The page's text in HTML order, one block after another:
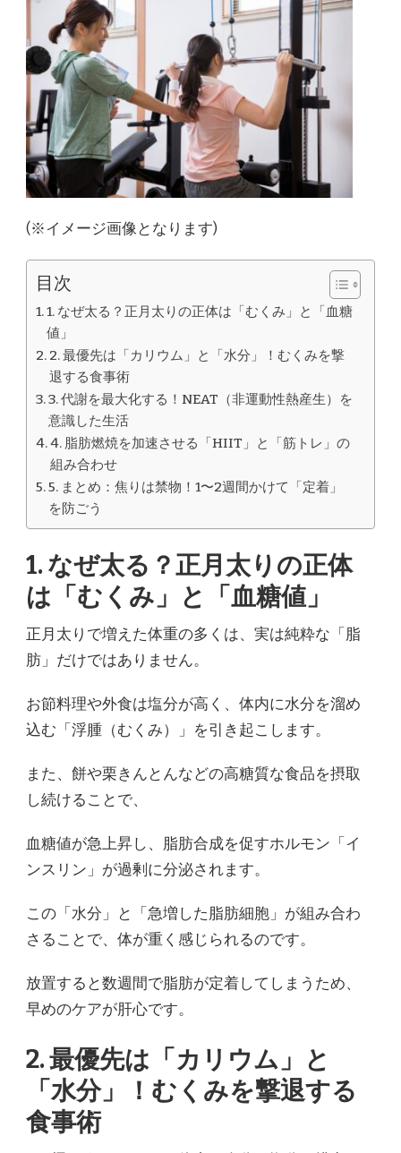
(※イメージ画像となります)
目次
1. なぜ太る？正月太りの正体は「むくみ」と「血糖
値」
2. 最優先は「カリウム」と「水分」！むくみを撃
退する食事術
3. 代謝を最大化する！NEAT（非運動性熱産生）を
意識した生活
4. 脂肪燃焼を加速させる「HIIT」と「筋トレ」の
組み合わせ
5. まとめ：焦りは禁物！1〜2週間かけて「定着」
を防ごう
1. なぜ太る？正月太りの正体
は「むくみ」と「血糖値」
正月太りで増えた体重の多くは、実は純粋な「脂
肪」だけではありません。
お節料理や外食は塩分が高く、体内に水分を溜め
込む「浮腫（むくみ）」を引き起こします。
また、餅や栗きんとんなどの高糖質な食品を摂取
し続けることで、
血糖値が急上昇し、脂肪合成を促すホルモン「イ
ンスリン」が過剰に分泌されます。
この「水分」と「急増した脂肪細胞」が組み合わ
さることで、体が重く感じられるのです。
放置すると数週間で脂肪が定着してしまうため、
早めのケアが肝心です。
2. 最優先は「カリウム」と
「水分」！むくみを撃退する
食事術